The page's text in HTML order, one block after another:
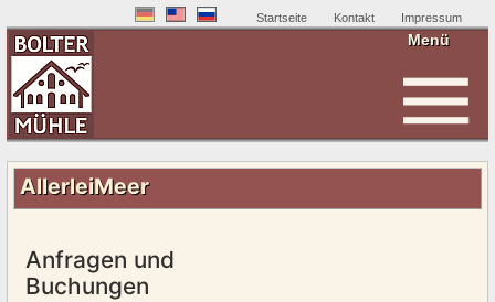
Impressum
Kontakt
Startseite
Menü
Home
AllerleiMeer
Anfragen und
Buchungen